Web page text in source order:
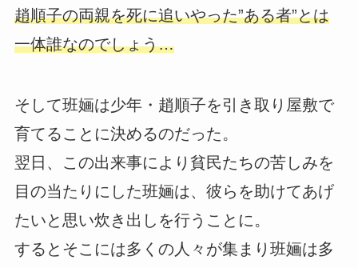
趙順子の両親を死に追いやった”ある者”とは
一体誰なのでしょう…
そして班婳は少年・趙順子を引き取り屋敷で
育てることに決めるのだった。
翌日、この出来事により貧民たちの苦しみを
目の当たりにした班婳は、彼らを助けてあげ
たいと思い炊き出しを行うことに。
するとそこには多くの人々が集まり班婳は多